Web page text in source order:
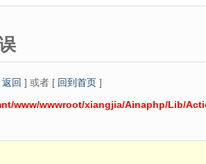
返回 ] 或者 [ 回到首页 ]
www/wwwroot/xiangjia/Ainaphp/Lib/